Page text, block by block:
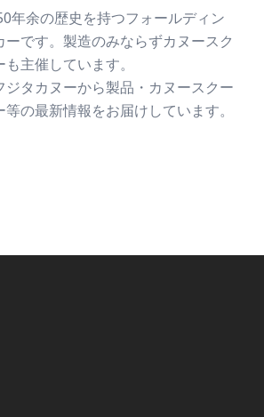
年余の歴史を持つフォールディン
ーです。製造のみならずカヌースク
主催しています。
ジタカヌーから製品・カヌースクー
の最新情報をお届けしています。